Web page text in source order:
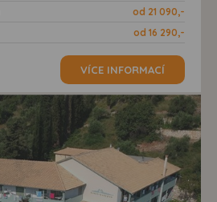
od 21 090,-
od 16 290,-
VÍCE INFORMACÍ